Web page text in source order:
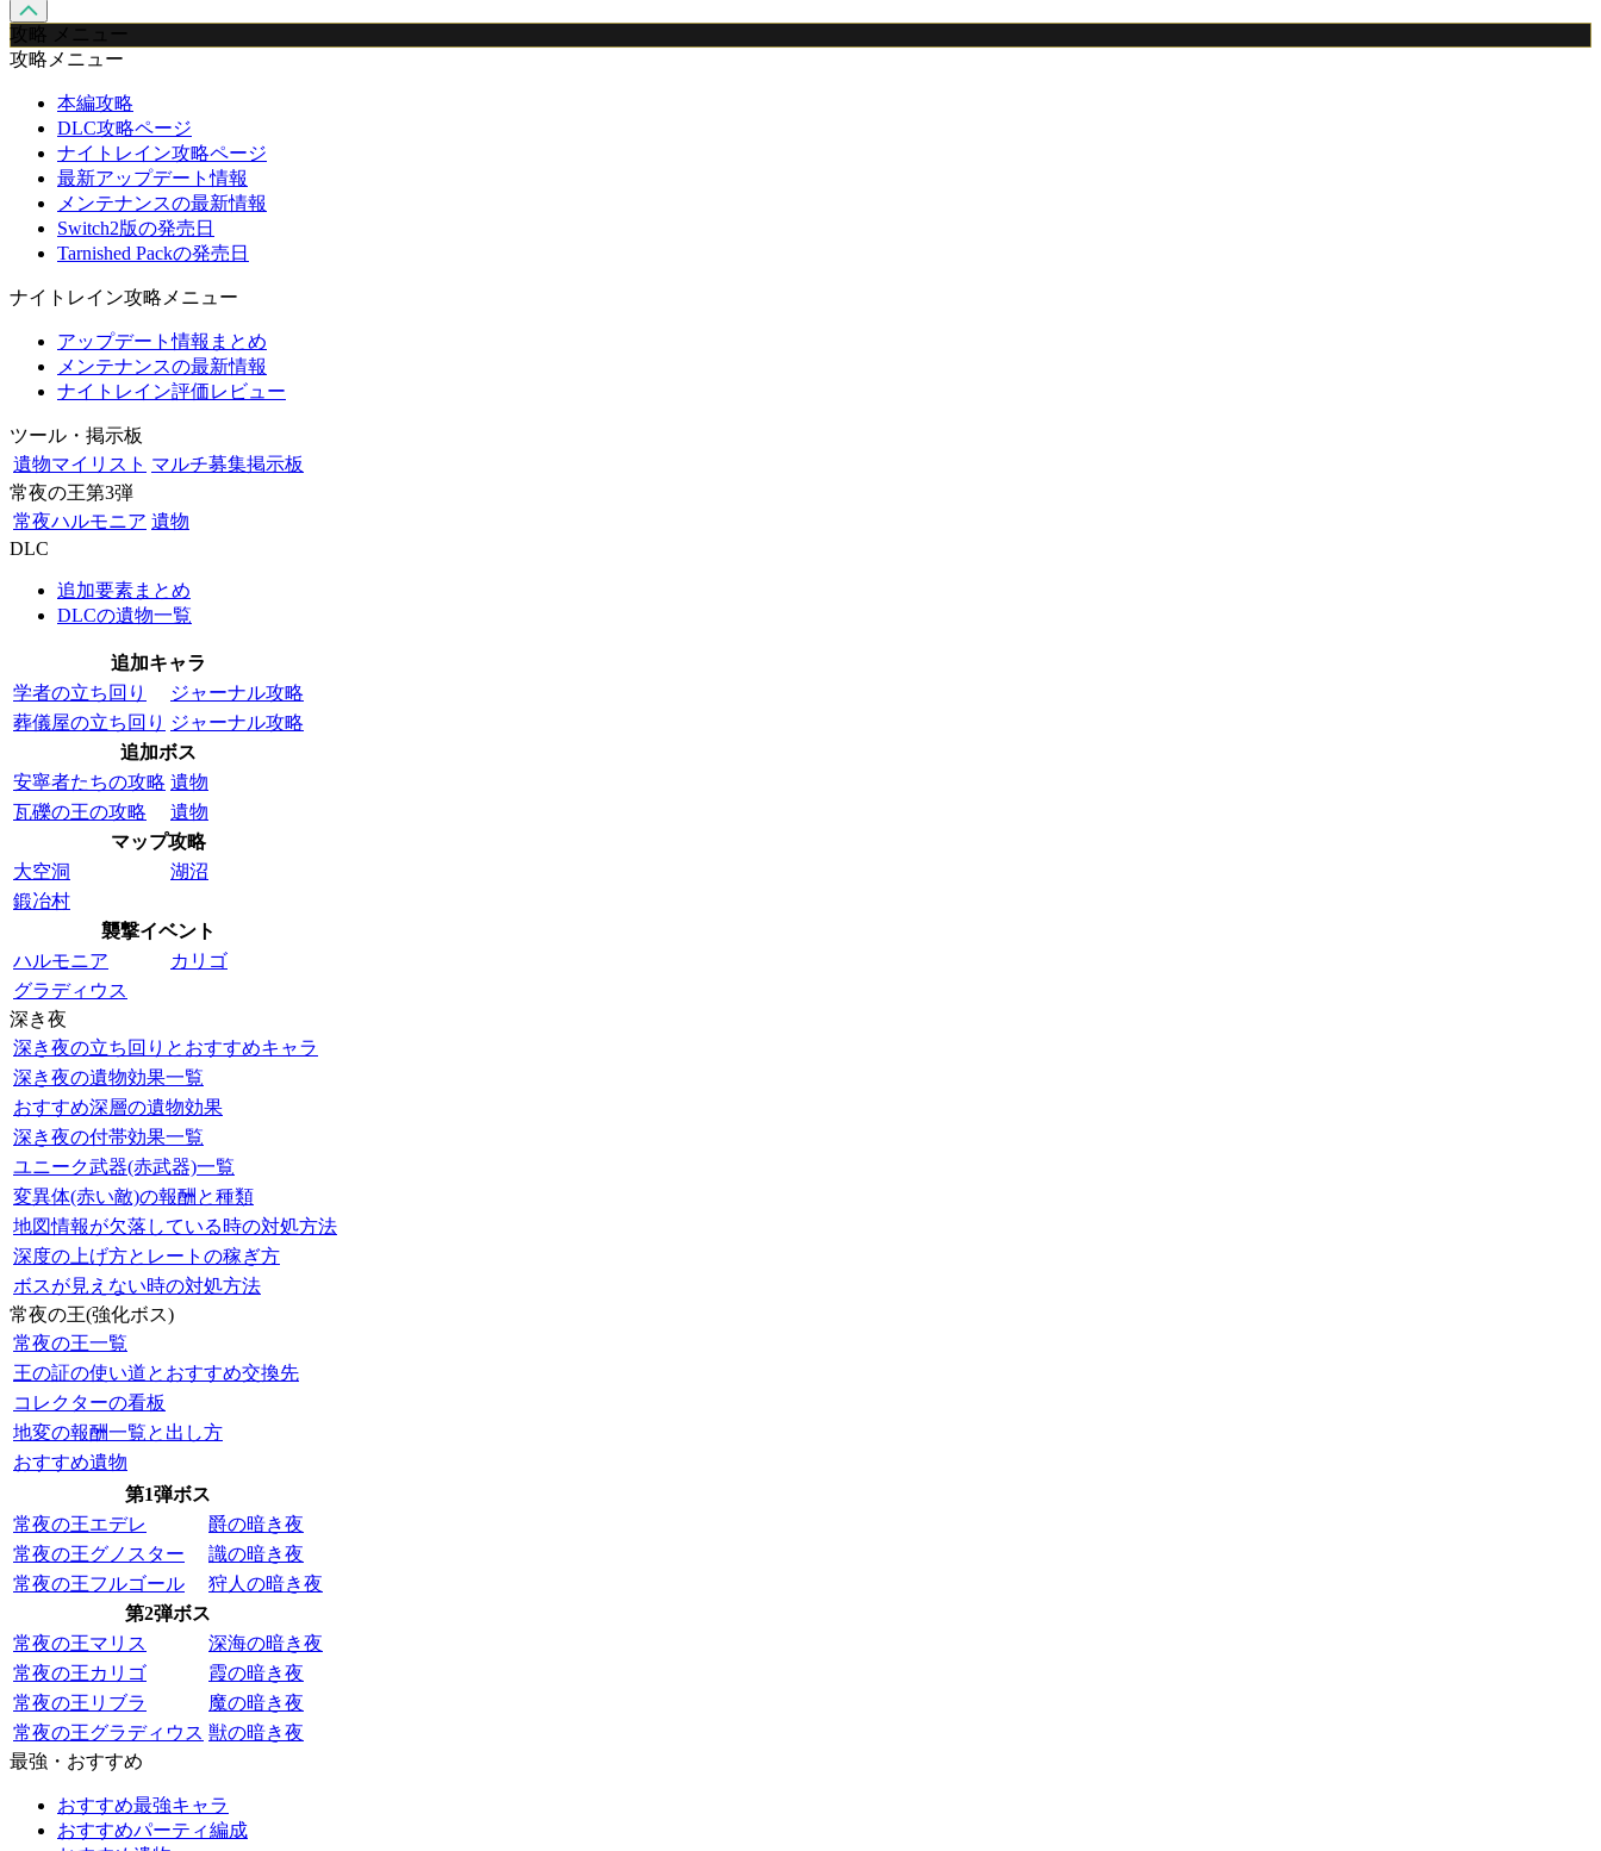
攻略 メニュー
攻略メニュー
本編攻略
DLC攻略ページ
ナイトレイン攻略ページ
最新アップデート情報
メンテナンスの最新情報
Switch2版の発売日
Tarnished Packの発売日
ナイトレイン攻略メニュー
アップデート情報まとめ
メンテナンスの最新情報
ナイトレイン評価レビュー
ツール・掲示板
遺物マイリスト マルチ募集掲示板
常夜の王第3弾
常夜ハルモニア 遺物
DLC
追加要素まとめ
DLCの遺物一覧
追加キャラ
学者の立ち回り
ジャーナル攻略
葬儀屋の立ち回り ジャーナル攻略
追加ボス
安寧者たちの攻略 遺物
瓦礫の王の攻略
遺物
マップ攻略
大空洞
湖沼
鍛冶村
襲撃イベント
ハルモニア
カリゴ
グラディウス
深き夜
深き夜の立ち回りとおすすめキャラ
深き夜の遺物効果一覧
おすすめ深層の遺物効果
深き夜の付帯効果一覧
ユニーク武器(赤武器)一覧
変異体(赤い敵)の報酬と種類
地図情報が欠落している時の対処方法
深度の上げ方とレートの稼ぎ方
ボスが見えない時の対処方法
常夜の王(強化ボス)
常夜の王一覧
王の証の使い道とおすすめ交換先
コレクターの看板
地変の報酬一覧と出し方
おすすめ遺物
第1弾ボス
常夜の王エデレ
爵の暗き夜
常夜の王グノスター
識の暗き夜
常夜の王フルゴール
狩人の暗き夜
第2弾ボス
常夜の王マリス
深海の暗き夜
常夜の王カリゴ
霞の暗き夜
常夜の王リブラ
魔の暗き夜
常夜の王グラディウス 獣の暗き夜
最強・おすすめ
おすすめ最強キャラ
おすすめパーティ編成